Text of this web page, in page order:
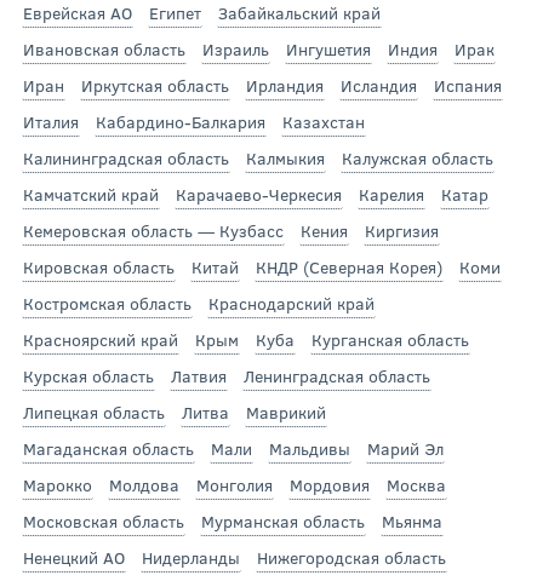
Еврейская АО
Египет
Забайкальский край
Ивановская область
Израиль Ингушетия Индия
Ирак
Иран
Иркутская область Ирландия Исландия
Испания
Италия
Кабардино-Балкария
Казахстан
Калининградская область
Калмыкия
Калужская область
Камчатский край
Карачаево-Черкесия Карелия
Катар
Кемеровская область — Кузбасс
Кения
Киргизия
Кировская область
Китай КНДР (Северная Корея)
Коми
Костромская область
Краснодарский край
Красноярский край
Крым Куба
Курганская область
Курская область
Латвия
Ленинградская область
Липецкая область
Литва
Маврикий
Магаданская область
Мали Мальдивы
Марий Эл
Марокко
Молдова Монголия Мордовия
Москва
Московская область
Мурманская область
Мьянма
Ненецкий АО
Нидерланды
Нижегородская область